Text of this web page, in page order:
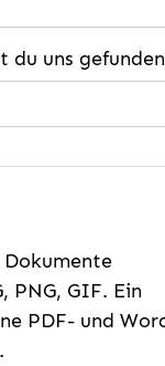
du uns
PNG, GIF. Ein
PDF- und